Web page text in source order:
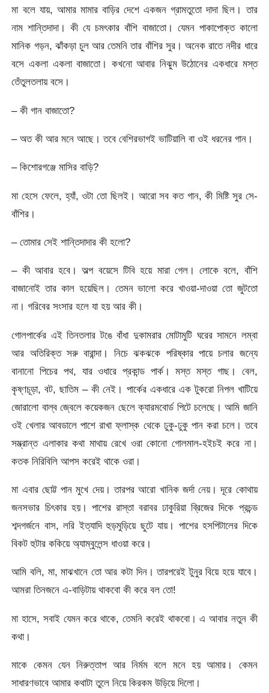
মা বলে যায়, আমার মামার বাড়ির দেশে একজন গ্রামতুতো দাদা ছিল। তার
নাম শান্তিদাদা। কী যে চমৎকার বাঁশি বাজাতো। যেমন পাকাপোক্ত কালো
মানিক গড়ন, ঝাঁকড়া চুল আর তেমনি তার বাঁশির সুর। অনেক রাতে নদীর ধারে
বসে একলা একলা বাজাতো। কখনো আবার নিঝুম উঠোনের একধারে মস্ত
তেঁতুলতলায় বসে।
– কী গান বাজাতো?
– অত কী আর মনে আছে। তবে বেশিরভাগই ভাটিয়ালি বা ওই ধরনের গান।
– কিশোরগঞ্জে মাসির বাড়ি?
মা হেসে ফেলে, হ্যাঁ, ওটা তো ছিলই। আরো সব কত গান, কী মিষ্টি সুর সে-
বাঁশির।
– তোমার সেই শান্তিদাদার কী হলো?
– কী আবার হবে। অল্প বয়েসে টিবি হয়ে মারা গেল। লোকে বলে, বাঁশি
বাজানোই তার কাল হয়েছিল। তেমন ভালো করে খাওয়া-দাওয়া তো জুটতো
না। গরিবের সংসার হলে যা হয় আর কী।
গোলপার্কের এই তিনতলার টঙে বাঁধা দুকামরার মোটামুটি ঘরের সামনে লম্বা
আর অতিরিক্ত সরু বারান্দা। নিচে ঝকঝকে পরিষ্কার পায়ে চলার জন্যে
বানানো পিচের পথ, যার ওধারে প্রকান্ড পার্ক। মস্ত মস্ত গাছ। বেল,
কৃষ্ণচূড়া, বট, ছাতিম – কী নেই। পার্কের একধারে এক টুকরো নিপল খাটিয়ে
জোরালো বাল্ব জ্বেলে কয়েকজন ছেলে ক্যারমবোর্ড পিটে চলেছে। আমি জানি
ওই খেলার আবডালে পাশে রাখা ফ্লাস্ক থেকে ঢুকু-ঢুকু পান করা চলে। তবে
সম্ভ্রান্ত এলাকার কথা মাথায় রেখে ওরা কোনো গোলমাল-হইচই করে না।
কতক নিরিবিলি আপস করেই থাকে ওরা।
মা এবার ছোট্ট পান মুখে দেয়। তারপর আরো খানিক জর্দা নেয়। দূরে কোথায়
জনসভার চিৎকার হয়। পাশের রাস্তা বরাবর ঢাকুরিয়া ব্রিজের দিকে প্রচন্ড
শব্দগর্জনে বাস, লরি ইত্যাদি হুড়মুড়িয়ে ছুটে যায়। পাশের হসপিটালের দিকে
বিকট হুটার ককিয়ে অ্যাম্বুলেন্স ধাওয়া করে।
আমি বলি, মা, মাঝখানে তো আর কটা দিন। তারপরেই টুনুর বিয়ে হয়ে যাবে।
আমরা তিনজনে এ-বাড়িটায় থাকবো কী করে বল তো!
মা হাসে, সবাই যেমন করে থাকে, তেমনি করেই থাকবো। এ আবার নতুন কী
কথা।
মাকে কেমন যেন নিরুত্তাপ আর নির্মম বলে মনে হয় আমার। কেমন
সাধারণভাবে আমার কথাটা তুলে নিয়ে কিরকম উড়িয়ে দিলো।